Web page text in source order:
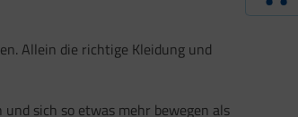
Allein die richtige Kleidung und
sich so etwas mehr bewegen als